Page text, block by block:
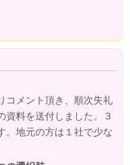
コメント頂き、順次失礼
資料を送付しました。３
。地元の方は１社で少な